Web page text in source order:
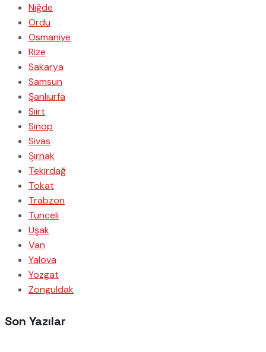
Niğde
Ordu
Osmaniye
Rize
Sakarya
Samsun
Şanlıurfa
Siirt
Sinop
Sivas
Şırnak
Tekirdağ
Tokat
Trabzon
Tunceli
Uşak
Van
Yalova
Yozgat
Zonguldak
Son Yazılar